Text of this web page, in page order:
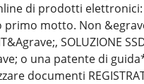
di prodotti
motto. Non
SOLUZIONE SSD,
o una patente di
documenti